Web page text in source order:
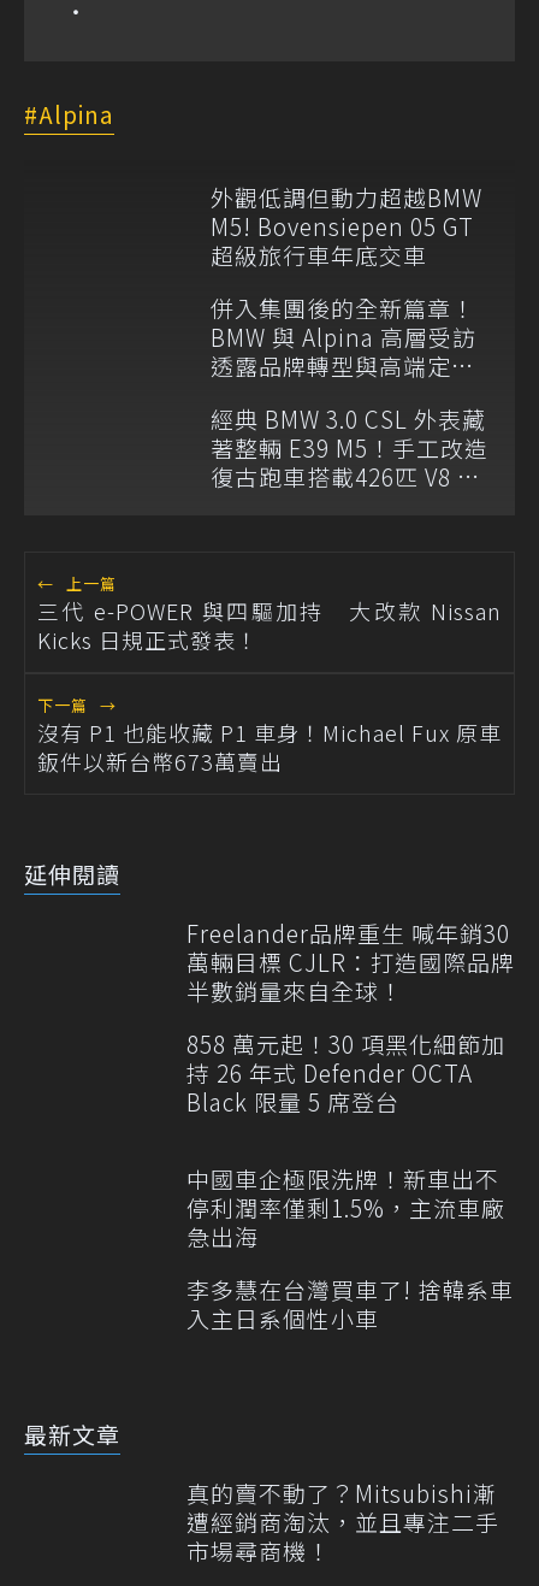
Alpina
外觀低調但動力超越BMW
M5! Bovensiepen 05 GT
超級旅行車年底交車
併入集團後的全新篇章！
BMW 與 Alpina 高層受訪
透露品牌轉型與高端定位
經典 BMW 3.0 CSL 外表藏
著整輛 E39 M5！手工改造
復古跑車搭載426匹 V8 與
← 上一篇
三代 e-POWER 與四驅加持 大改款 Nissan
Kicks 日規正式發表！
下一篇 →
沒有 P1 也能收藏 P1 車身！Michael Fux 原車
鈑件以新台幣673萬賣出
延伸閱讀
Freelander品牌重生 喊年銷30
萬輛目標 CJLR：打造國際品牌
半數銷量來自全球！
858 萬元起！30 項黑化細節加
持 26 年式 Defender OCTA
Black 限量 5 席登台
中國車企極限洗牌！新車出不
停利潤率僅剩1.5%，主流車廠
急出海
李多慧在台灣買車了! 捨韓系車
入主日系個性小車
最新文章
真的賣不動了？Mitsubishi漸
遭經銷商淘汰，並且專注二手
市場尋商機！